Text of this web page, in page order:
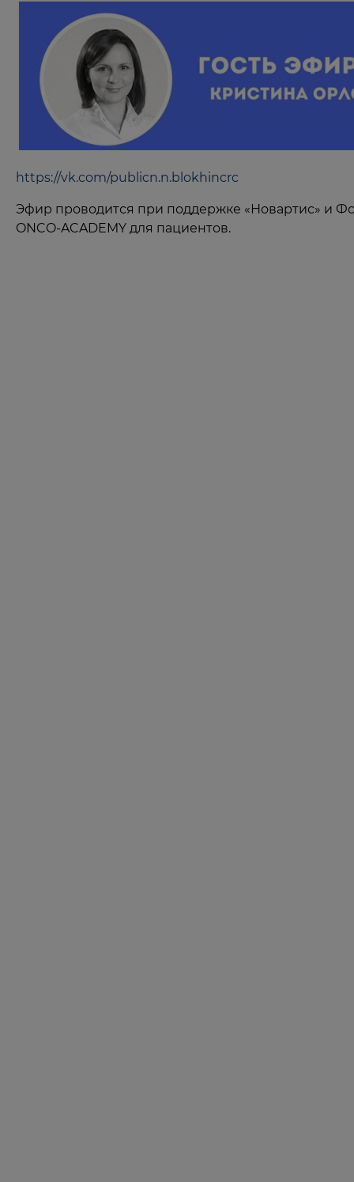
https://vk.com/publicn.n.blokhincrc
Эфир проводится при поддержке «Новартис» и
ONCO-ACADEMY для пациентов.